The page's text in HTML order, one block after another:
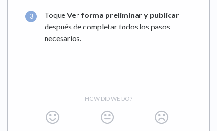
ToqueVer forma preliminar y publicar
después de completar todos los pasos
necesarios.
HOW DID WE DO?